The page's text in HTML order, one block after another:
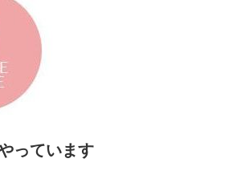
っています